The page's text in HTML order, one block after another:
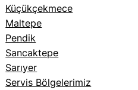
Küçükçekmece
Maltepe
Pendik
Sancaktepe
Sarıyer
Servis Bölgelerimiz